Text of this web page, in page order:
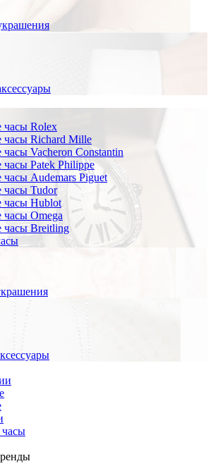
часы Rolex
часы Richard Mille
Vacheron Constantin
Patek Philippe
Audemars Piguet
часы Tudor
часы Hublot
Omega
часы Breitling
часы